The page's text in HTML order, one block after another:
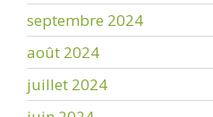
septembre 2024
août 2024
juillet 2024